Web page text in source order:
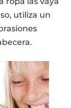
utiliza un